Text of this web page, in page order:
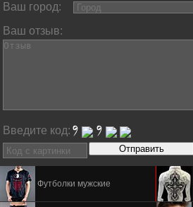
Футболки мужские
Ваш город:
Ваш отзыв:
Введите код: